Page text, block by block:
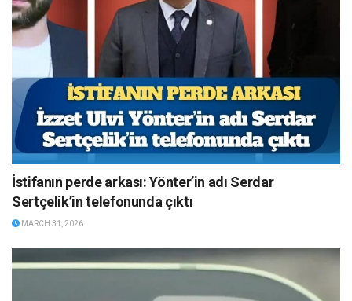
İstifanın perde arkası: Yönter’in adı Serdar
Sertçelik’in telefonunda çıktı
MARCH 31, 2026